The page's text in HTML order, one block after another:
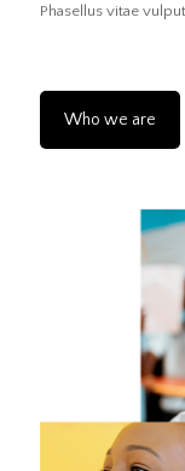
Phasellus vitae
Who we are